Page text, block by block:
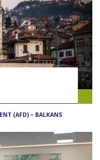
(AFD) – BALKANS